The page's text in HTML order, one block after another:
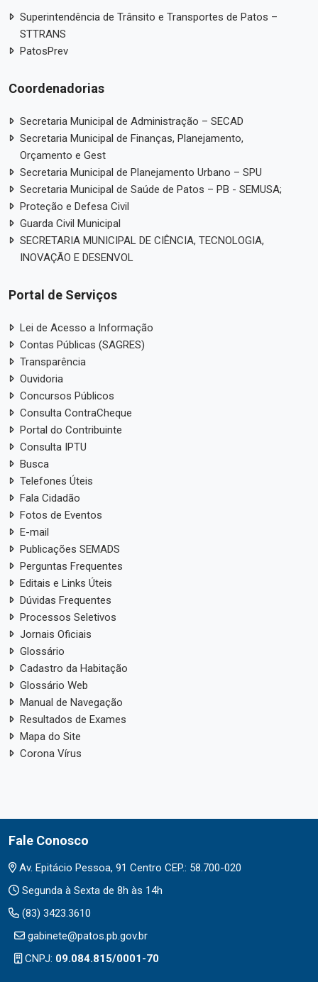
Superintendência de Trânsito e Transportes de Patos –
STTRANS
PatosPrev
Coordenadorias
Secretaria Municipal de Administração – SECAD
Secretaria Municipal de Finanças, Planejamento,
Orçamento e Gest
Secretaria Municipal de Planejamento Urbano – SPU
Secretaria Municipal de Saúde de Patos – PB - SEMUSA;
Proteção e Defesa Civil
Guarda Civil Municipal
SECRETARIA MUNICIPAL DE CIÊNCIA, TECNOLOGIA,
INOVAÇÃO E DESENVOL
Portal de Serviços
Lei de Acesso a Informação
Contas Públicas (SAGRES)
Transparência
Ouvidoria
Concursos Públicos
Consulta ContraCheque
Portal do Contribuinte
Consulta IPTU
Busca
Telefones Úteis
Fala Cidadão
Fotos de Eventos
E-mail
Publicações SEMADS
Perguntas Frequentes
Editais e Links Úteis
Dúvidas Frequentes
Processos Seletivos
Jornais Oficiais
Glossário
Cadastro da Habitação
Glossário Web
Manual de Navegação
Resultados de Exames
Mapa do Site
Corona Vírus
Fale Conosco
Av. Epitácio Pessoa, 91 Centro CEP.: 58.700-020
Segunda à Sexta de 8h às 14h
(83) 3423.3610
gabinete@patos.pb.gov.br
CNPJ: 09.084.815/0001-70